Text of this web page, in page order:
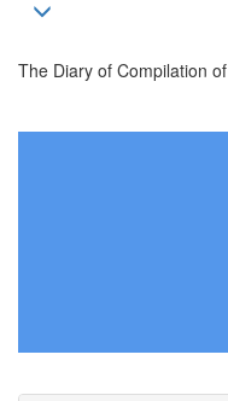
The Diary of Compilation of